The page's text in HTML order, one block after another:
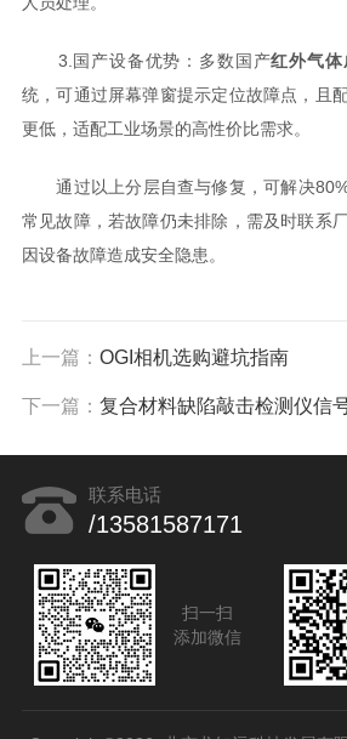
3.国产设备优势：多数国产红外气
统，可通过屏幕弹窗提示定位故障点，且
更低，适配工业场景的高性价比需求。
通过以上分层自查与修复，可解决80%
常见故障，若故障仍未排除，需及时联系
因设备故障造成安全隐患。
上一篇： OGI相机选购避坑指南
下一篇： 复合材料缺陷敲击检测仪信
联系电话
/13581587171
扫一扫
添加微信